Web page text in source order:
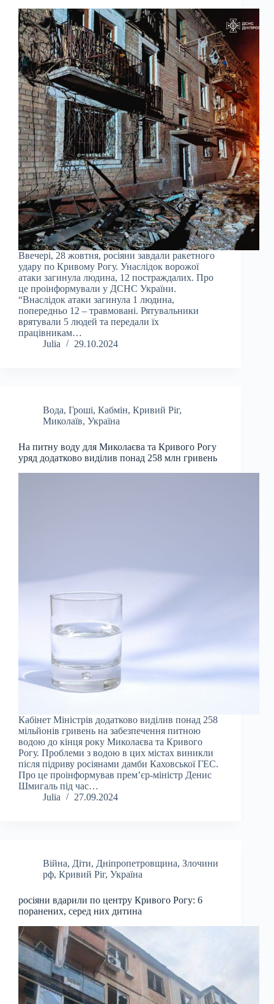
Ввечері, 28 жовтня, росіяни завдали ракетного
удару по Кривому Рогу. Унаслідок ворожої
атаки загинула людина, 12 постраждалих. Про
це проінформували у ДСНС України.
“Внаслідок атаки загинула 1 людина,
попередньо 12 – травмовані. Рятувальники
врятували 5 людей та передали їх
працівникам…
Julia
29.10.2024
Вода, Гроші, Кабмін, Кривий Ріг,
Миколаїв, Україна
На питну воду для Миколаєва та Кривого Рогу
уряд додатково виділив понад 258 млн гривень
Кабінет Міністрів додатково виділив понад 258
мільйонів гривень на забезпечення питною
водою до кінця року Миколаєва та Кривого
Рогу. Проблеми з водою в цих містах виникли
після підриву росіянами дамби Каховської ГЕС.
Про це проінформував прем’єр-міністр Денис
Шмигаль під час…
Julia
27.09.2024
Війна, Діти, Дніпропетровщина, Злочини
рф, Кривий Ріг, Україна
росіяни вдарили по центру Кривого Рогу: 6
поранених, серед них дитина